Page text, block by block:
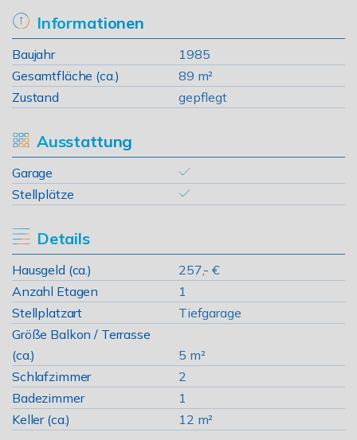
Informationen
Baujahr
1985
Gesamtfläche (ca.)
89 m²
Zustand
gepflegt
Ausstattung
Garage
Stellplätze
Details
Hausgeld (ca.)
257,- €
Anzahl Etagen
1
Stellplatzart
Tiefgarage
Größe Balkon / Terrasse
(ca.)
5 m²
Schlafzimmer
2
Badezimmer
1
Keller (ca.)
12 m²